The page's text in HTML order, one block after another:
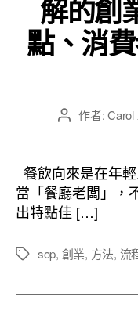
解的創
點、消
文
者
作者:Carol
餐飲向來是在年
當「餐廳老闆」，
出特點佳 […]
標
sop, 創業, 方法, 流